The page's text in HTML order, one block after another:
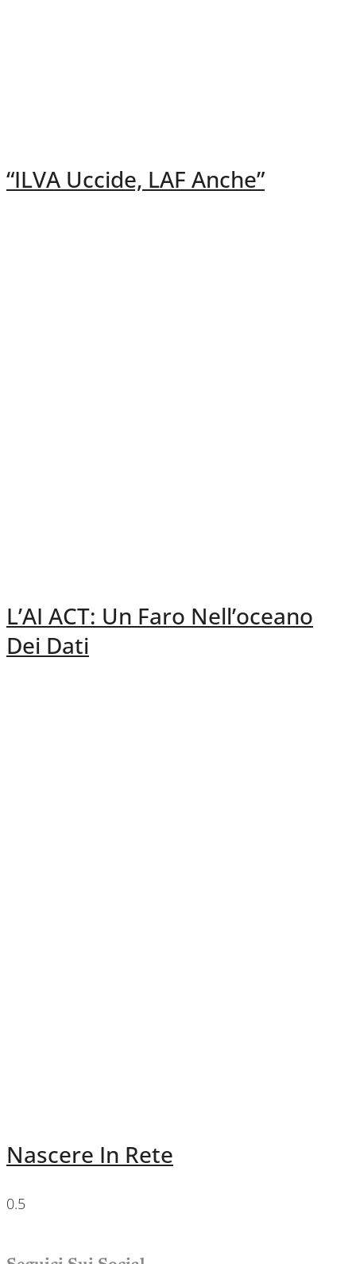
“ILVA Uccide, LAF Anche”
L’AI ACT: Un Faro Nell’oceano
Dei Dati
Nascere In Rete